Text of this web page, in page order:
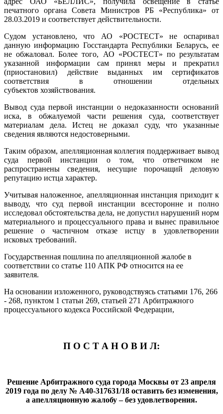
печатного органа Совета Министров РБ «Республика» от
28.03.2019 и соответствует действительности.
Судом установлено, что АО «РОСТЕСТ» не оспаривал
данную информацию Госстандарта Республики Беларусь, ее
не обжаловал. Более того, АО «РОСТЕСТ» по результатам
указанной информации сам принял меры и прекратил
(приостановил) действие выданных им сертификатов
соответствия в отношении отдельных
субъектов хозяйствования.
Вывод суда первой инстанции о недоказанности оснований
иска, в обжалуемой части решения суда, соответствует
материалам дела. Истец не доказал суду, что указанные
сведения являются недостоверными.
Таким образом, апелляционная коллегия поддерживает вывод
суда первой инстанции о том, что ответчиком не
распространены сведения, несущие порочащий деловую
репутацию истца характер.
Учитывая наложенное, апелляционная инстанция приходит к
выводу, что суд первой инстанции всесторонне и полно
исследовал обстоятельства дела, не допустил нарушений норм
материального и процессуального права и вынес правильное
решение о частичном отказе истцу в удовлетворении
исковых требований.
Государственная пошлина по апелляционной жалобе в
соответствии со статье 110 АПК РФ относится на ее
заявителя.
На основании изложенного, руководствуясь статьями 176, 266
- 268, пунктом 1 статьи 269, статьей 271 Арбитражного
процессуального кодекса Российской Федерации,
П О С Т А Н О В И Л:
Решение Арбитражного суда города Москвы от 23 апреля
2019 года по делу № А40-317631/18 оставить без изменения,
а апелляционную жалобу – без удовлетворения.